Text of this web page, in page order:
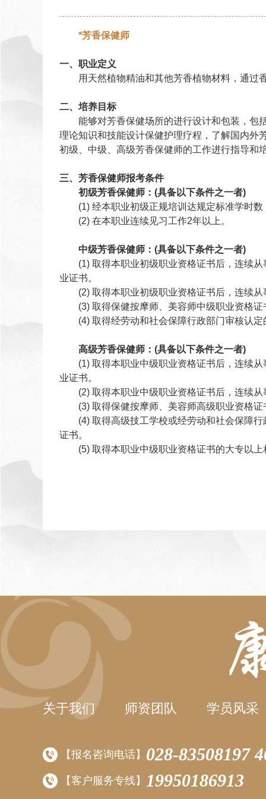
*芳香保健师
一、职业定义
用天然植物精油和其他芳香植物材料，通过
二、培养目标
能够对芳香保健场所的进行设计和包装，包括
理论知识和技能设计保健护理疗程，了解国内外
初级、中级、高级芳香保健师的工作进行指导和
三、芳香保健师报考条件
初级芳香保健师：(具备以下条件之一者)
(1) 经本职业初级正规培训达规定标准学时数
(2) 在本职业连续见习工作2年以上。
中级芳香保健师：(具备以下条件之一者)
(1) 取得本职业初级职业资格证书后，连续从
业证书。
(2) 取得本职业初级职业资格证书后，连续从
(3) 取得保健按摩师、美容师中级职业资格证
(4) 取得经劳动和社会保障行政部门审核认定
高级芳香保健师：(具备以下条件之一者)
(1) 取得本职业中级职业资格证书后，连续从
业证书。
(2) 取得本职业中级职业资格证书后，连续从
(3) 取得保健按摩师、美容师高级职业资格证
(4) 取得高级技工学校或经劳动和社会保障行
证书。
(5) 取得本职业中级职业资格证书的大专以上
关于我们 师资团队 学员风采
【报名咨询电话】 028-83508197
【客户服务专线】 19950186913